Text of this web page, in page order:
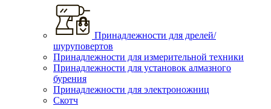
Принадлежности для дрелей/
шуруповертов
Принадлежности для измерительной техники
Принадлежности для установок алмазного
бурения
Принадлежности для электроножниц
Скотч